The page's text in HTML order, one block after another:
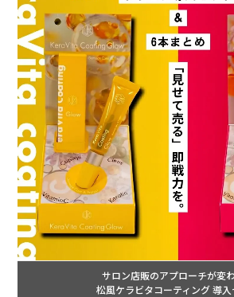
サロン店販のアプローチが変
松風ケラビタコーティング 導入